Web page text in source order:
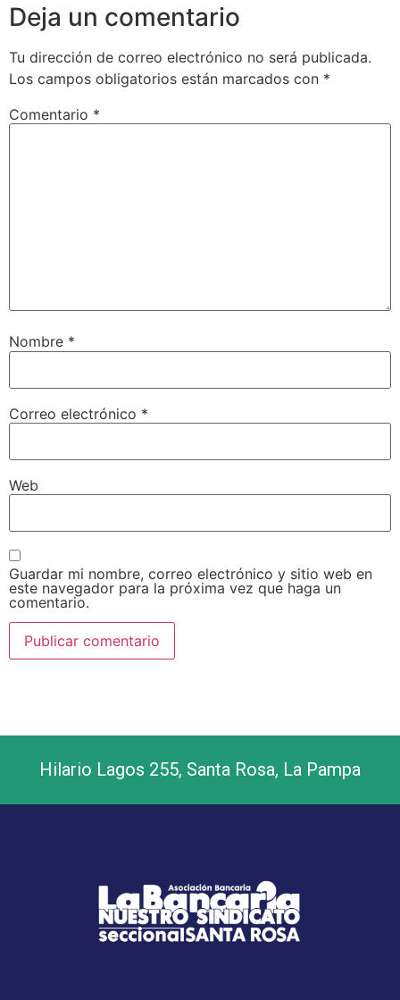
Deja un comentario
Tu dirección de correo electrónico no será publicada.
Los campos obligatorios están marcados con *
Comentario *
Nombre *
Correo electrónico *
Web
Guardar mi nombre, correo electrónico y sitio web en
este navegador para la próxima vez que haga un
comentario.
Hilario Lagos 255, Santa Rosa, La Pampa